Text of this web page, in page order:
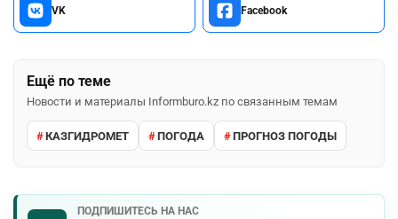
VK Facebook
Ещё по теме
Новости и материалы Informburo.kz по связанным темам
КАЗГИДРОМЕТ ПОГОДА ПРОГНОЗ ПОГОДЫ
ПОДПИШИТЕСЬ НА НАС